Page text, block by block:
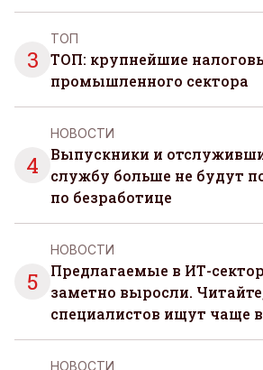
3
ТОП
ТОП: крупнейшие
промышленного сектора
4
НОВОСТИ
Выпускники и
службу больше не будут
по безработице
5
НОВОСТИ
Предлагаемые в ИТ-
заметно выросли.
специалистов ищут чаще
НОВОСТИ